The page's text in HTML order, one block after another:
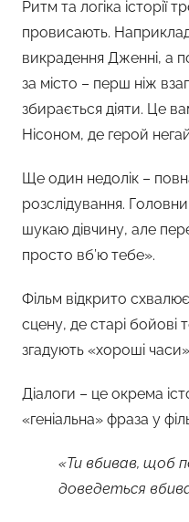
Ритм та логіка історії
провисають.
викрадення Дженні, а
за місто – перш ніж
збирається діяти. Це
Нісоном, де герой
Ще один недолік –
розслідування.
шукаю дівчину, але
просто вб’ю тебе».
Фільм відкрито
сцену, де старі бойові
згадують «хороші
Діалоги – це окрема
«геніальна» фраза у
«Ти вбивав, щоб
доведеться